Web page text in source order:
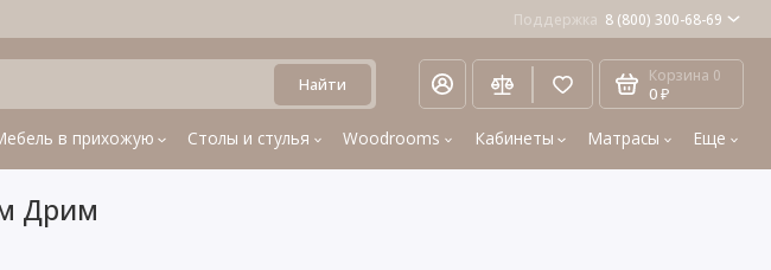
Поддержка 8 (800) 300-68-69
Найти Корзина 0
0 ₽
в прихожую Столы и стулья Woodrooms Кабинеты Матрасы Еще
Дрим